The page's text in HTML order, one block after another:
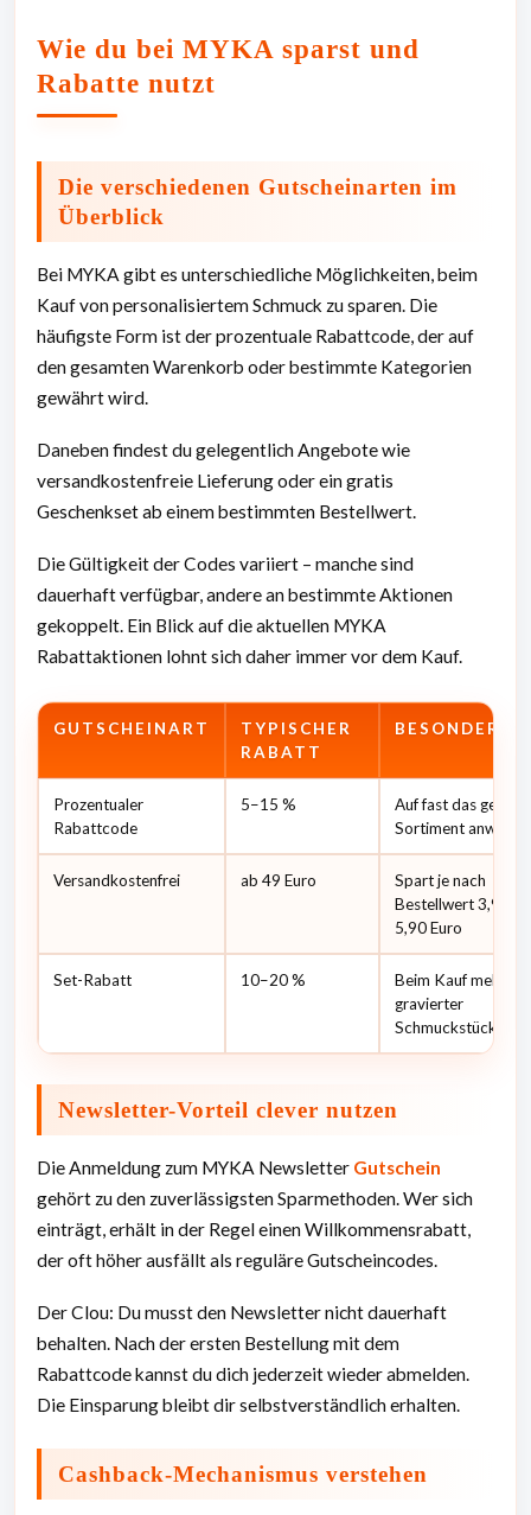
Wie du bei MYKA sparst und
Rabatte nutzt
Die verschiedenen Gutscheinarten im
Überblick
Bei MYKA gibt es unterschiedliche Möglichkeiten, beim
Kauf von personalisiertem Schmuck zu sparen. Die
häufigste Form ist der prozentuale Rabattcode, der auf
den gesamten Warenkorb oder bestimmte Kategorien
gewährt wird.
Daneben findest du gelegentlich Angebote wie
versandkostenfreie Lieferung oder ein gratis
Geschenkset ab einem bestimmten Bestellwert.
Die Gültigkeit der Codes variiert – manche sind
dauerhaft verfügbar, andere an bestimmte Aktionen
gekoppelt. Ein Blick auf die aktuellen MYKA
Rabattaktionen lohnt sich daher immer vor dem Kauf.
GUTSCHEINART
TYPISCHER
RABATT
Prozentualer
Rabattcode
5–15 %
Auf fast das
Sortiment
Versandkostenfrei ab 49 Euro
Spart je nach
Bestellwert 3,90
5,90 Euro
Set-Rabatt 10–20 %
Beim Kauf
gravierter
Schmuckstücke
Newsletter-Vorteil clever nutzen
Die Anmeldung zum MYKA Newsletter Gutschein
gehört zu den zuverlässigsten Sparmethoden. Wer sich
einträgt, erhält in der Regel einen Willkommensrabatt,
der oft höher ausfällt als reguläre Gutscheincodes.
Der Clou: Du musst den Newsletter nicht dauerhaft
behalten. Nach der ersten Bestellung mit dem
Rabattcode kannst du dich jederzeit wieder abmelden.
Die Einsparung bleibt dir selbstverständlich erhalten.
Cashback-Mechanismus verstehen